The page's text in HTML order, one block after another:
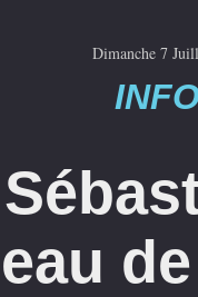
Dimanche 7